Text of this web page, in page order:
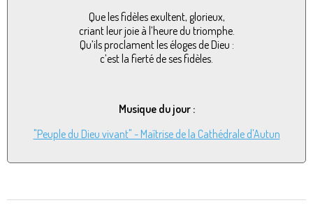
Que les fidèles exultent, glorieux,
criant leur joie à l’heure du triomphe.
Qu’ils proclament les éloges de Dieu :
c’est la fierté de ses fidèles.
Musique du jour :
"Peuple du Dieu vivant" - Maîtrise de la Cathédrale d'Autun